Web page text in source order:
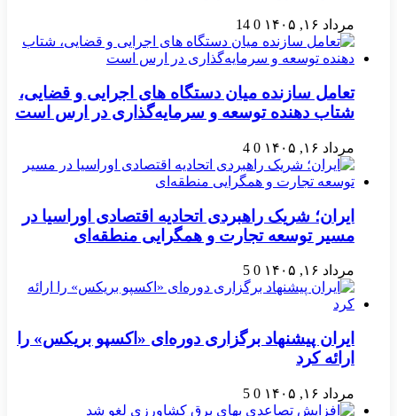
مرداد ۱۶, ۱۴۰۵ 0
14
تعامل سازنده میان دستگاه‌ های اجرایی و قضایی،
شتاب‌ دهنده توسعه و سرمایه‌گذاری در ارس است
مرداد ۱۶, ۱۴۰۵ 0
4
ایران؛ شریک راهبردی اتحادیه اقتصادی اوراسیا در
مسیر توسعه تجارت و همگرایی منطقه‌ای
مرداد ۱۶, ۱۴۰۵ 0
5
ایران پیشنهاد برگزاری دوره‌ای «اکسپو بریکس» را
ارائه کرد
مرداد ۱۶, ۱۴۰۵ 0
5